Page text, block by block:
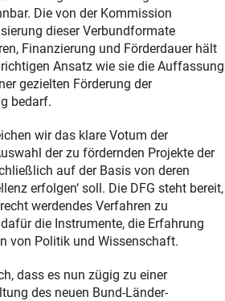
Die von der Kommission
dieser Verbundformate
Finanzierung und Förderdauer hält
Ansatz wie sie die Auffassung
gezielten Förderung der
bedarf.
wir das klare Votum der
der zu fördernden Projekte der
auf der Basis von deren
erfolgen‘ soll. Die DFG steht bereit,
werdendes Verfahren zu
die Instrumente, die Erfahrung
von Politik und Wissenschaft.
dass es nun zügig zu einer
des neuen Bund-Länder-